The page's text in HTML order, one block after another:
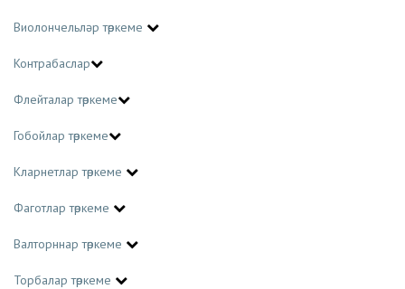
Виолончельләр төркеме
Контрабаслар
Флейталар төркеме
Гобойлар төркеме
Кларнетлар төркеме
Фаготлар төркеме
Валторннар төркеме
Торбалар төркеме